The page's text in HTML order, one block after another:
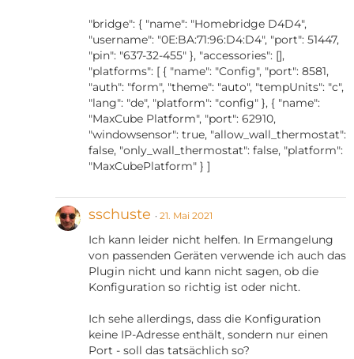
"bridge": { "name": "Homebridge D4D4",
"username": "0E:BA:71:96:D4:D4", "port": 51447,
"pin": "637-32-455" }, "accessories": [],
"platforms": [ { "name": "Config", "port": 8581,
"auth": "form", "theme": "auto", "tempUnits": "c",
"lang": "de", "platform": "config" }, { "name":
"MaxCube Platform", "port": 62910,
"windowsensor": true, "allow_wall_thermostat":
false, "only_wall_thermostat": false, "platform":
"MaxCubePlatform" } ]
sschuste 21. Mai 2021
Ich kann leider nicht helfen. In Ermangelung
von passenden Geräten verwende ich auch das
Plugin nicht und kann nicht sagen, ob die
Konfiguration so richtig ist oder nicht.
Ich sehe allerdings, dass die Konfiguration
keine IP-Adresse enthält, sondern nur einen
Port - soll das tatsächlich so?